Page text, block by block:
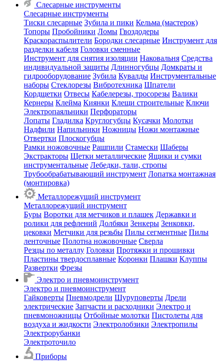
Слесарные инструменты
Слесарные инструменты
Тиски слесарные Зубила и пики Кельма (мастерок)
Топоры Пробойники Ломы Гвоздодеры
Краскораспылители Бородки слесарные Инструмент для
разделки кабеля Головки сменные
Инструмент для снятия изоляции Наковальня Средства
индивидуальной защиты Длинногубцы Домкраты и
гидрооборудование Зубила Кувалды Инструментальные
наборы Стеклорезы Вибротехника Шпатели
Кордщетки Отвесы Кабелерезы, тросорезы Валики
Кернеры Клейма Киянки Клещи строительные Ключи
Электропаяльники Перфораторы
Лопаты Гладилка Круглогубцы Кусачки Молотки
Надфили Напильники Ножницы Ножи монтажные
Отвертки Плоскогубцы
Рамки ножовочные Рашпили Стамески Шаберы
Экстракторы Щетки металлические Ящики и сумки
инструментальные Лебедки, тали, стропы
Трубообрабатывающий инструмент Лопатка монтажная
(монтировка)
Металлорежущий инструмент
Металлорежущий инструмент
Буры Воротки для метчиков и плашек Державки и
ролики для рефлений Долбяки Зенкеры Зенковки,
цековки Метчики для резьбы Пилы сегментные Пилы
ленточные Полотна ножовочные Сверла
Резцы по металлу Головки Протяжки и прошивки
Пластины твердосплавные Коронки Плашки Клуппы
Развертки Фрезы
Электро и пневмоинструмент
Электро и пневмоинструмент
Гайковерты Пневмодрели Шуруповерты Дрели
электрические Запчасти и расходники Электро и
пневмоножницы Отбойные молотки Пистолеты для
воздуха и жидкости Электролобзики Электропилы
Электрорубанки
Электроточило
Приборы